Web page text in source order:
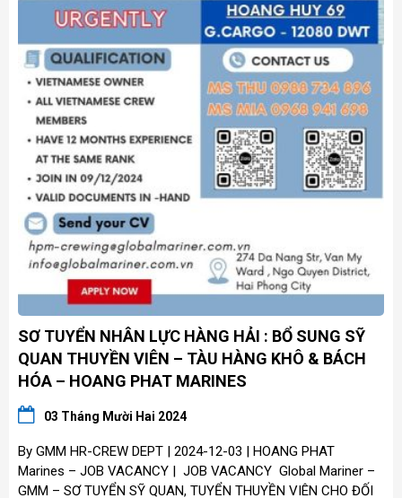
SƠ TUYỂN NHÂN LỰC HÀNG HẢI : BỔ SUNG SỸ
QUAN THUYỀN VIÊN – TÀU HÀNG KHÔ & BÁCH
HÓA – HOANG PHAT MARINES
03 Tháng Mười Hai 2024
By GMM HR-CREW DEPT | 2024-12-03 | HOANG PHAT
Marines – JOB VACANCY | JOB VACANCY Global Mariner –
GMM – SƠ TUYỂN SỸ QUAN, TUYỂN THUYỀN VIÊN CHO ĐỐI